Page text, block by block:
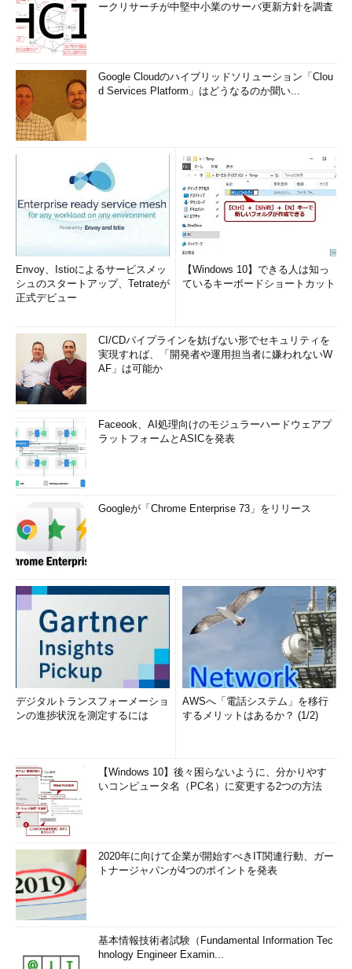
ークリサーチが中堅中小業のサーバ更新方針を調査
Google Cloudのハイブリッドソリューション「Clou
d Services Platform」はどうなるのか聞い...
Envoy、Istioによるサービスメッ
シュのスタートアップ、Tetrateが
正式デビュー
【Windows 10】できる人は知っ
ているキーボードショートカット
CI/CDパイプラインを妨げない形でセキュリティを
実現すれば、「開発者や運用担当者に嫌われないW
AF」は可能か
Faceook、AI処理向けのモジュラーハードウェアプ
ラットフォームとASICを発表
Googleが「Chrome Enterprise 73」をリリース
デジタルトランスフォーメーショ
ンの進捗状況を測定するには
AWSへ「電話システム」を移行
するメリットはあるか？ (1/2)
【Windows 10】後々困らないように、分かりやす
いコンピュータ名（PC名）に変更する2つの方法
2020年に向けて企業が開始すべきIT関連行動、ガー
トナージャパンが4つのポイントを発表
基本情報技術者試験（Fundamental Information Tec
hnology Engineer Examin...